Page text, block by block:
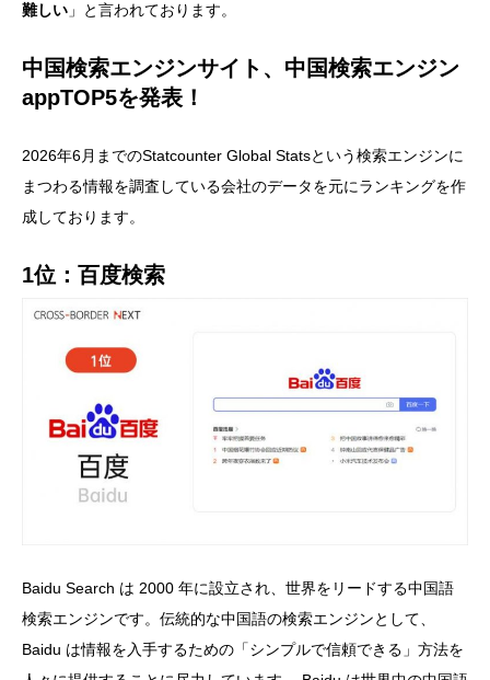
難しい 」と言われております。
中国検索エンジンサイト、中国検索エンジン
appTOP5を発表！
2026年6月 までのStatcounter Global Statsという検索エンジンに
まつわる情報を調査している会社のデータを元にランキングを作
成しております。
1位：百度検索
Baidu Search は 2000 年に設立され、世界をリードする中国語
検索エンジンです。伝統的な中国語の検索エンジンとして、
Baidu は情報を入手するための「シンプルで信頼できる」方法を